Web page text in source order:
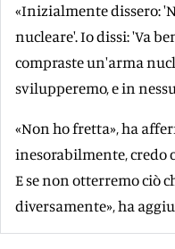
«Inizialmente dissero:
nucleare'. Io dissi: 'Va
compraste un'arma
svilupperemo, e in
«Non ho fretta», ha
inesorabilmente, credo
E se non otterremo ciò
diversamente», ha